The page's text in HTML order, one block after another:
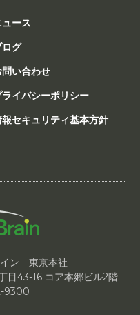
ュース
ログ
問い合わせ
ライバシーポリシー
報セキュリティ基本方針
イン 東京本社
43-16 コア本郷ビル2階
9300